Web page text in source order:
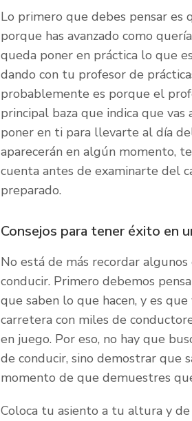
Lo primero que debes pensar es
porque has avanzado como
queda poner en práctica lo que
dando con tu profesor de
probablemente es porque el
principal baza que indica que vas
poner en ti para llevarte al día
aparecerán en algún momento,
cuenta antes de examinarte del
preparado.
Consejos para tener éxito en
No está de más recordar
conducir. Primero debemos
que saben lo que hacen, y es
carretera con miles de
en juego. Por eso, no hay que
de conducir, sino demostrar que
momento de que demuestres
Coloca tu asiento a tu altura y